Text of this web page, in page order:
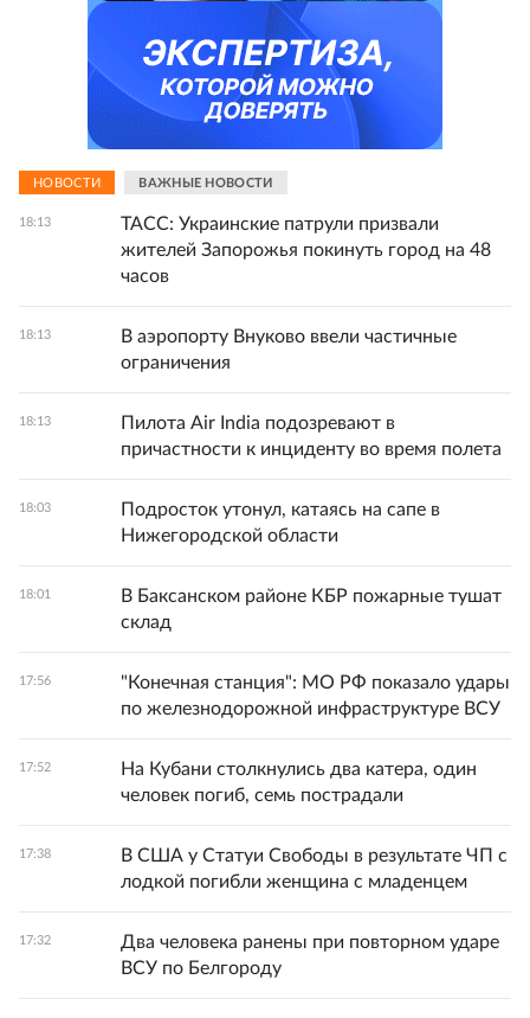
НОВОСТИ ВАЖНЫЕ НОВОСТИ
18:13
ТАСС: Украинские патрули призвали
жителей Запорожья покинуть город на 48
часов
18:13
В аэропорту Внуково ввели частичные
ограничения
18:13
Пилота Air India подозревают в
причастности к инциденту во время полета
18:03
Подросток утонул, катаясь на сапе в
Нижегородской области
18:01
В Баксанском районе КБР пожарные тушат
склад
17:56
"Конечная станция": МО РФ показало удары
по железнодорожной инфраструктуре ВСУ
17:52
На Кубани столкнулись два катера, один
человек погиб, семь пострадали
17:38
В США у Статуи Свободы в результате ЧП с
лодкой погибли женщина с младенцем
17:32
Два человека ранены при повторном ударе
ВСУ по Белгороду